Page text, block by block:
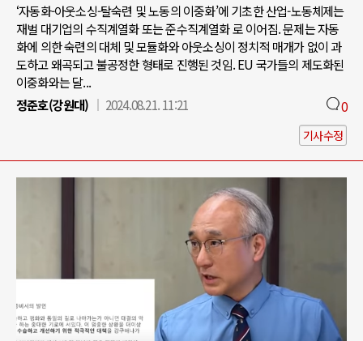
‘자동화-아웃소싱-탈숙련 및 노동의 이중화’에 기초한 산업-노동체제는
재벌 대기업의 수직계열화 또는 준수직계열화 로 이어짐. 문제는 자동
화에 의한 숙련의 대체 및 모듈화와 아웃소싱이 정치적 매개가 없이 과
도하고 왜곡되고 불공정한 형태로 진행된 것임. EU 국가들의 제도화된
이중화와는 달...
정준호(강원대)
2024.08.21. 11:21 0
기사수정